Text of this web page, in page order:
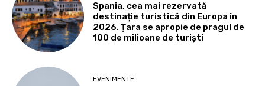
Spania, cea mai rezervată
destinație turistică din Europa în
2026. Țara se apropie de pragul de
100 de milioane de turiști
EVENIMENTE